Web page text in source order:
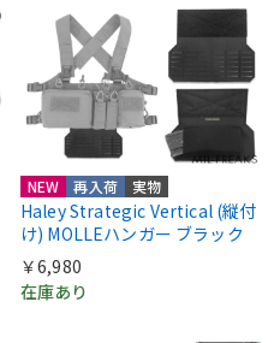
NEW 再入荷 実物
Haley Strategic Vertical (縦付
け) MOLLEハンガー ブラック
￥6,980
在庫あり